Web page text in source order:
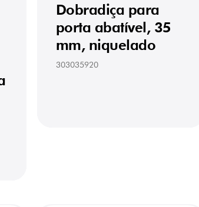
Dobradiça para
porta abatível, 35
mm, niquelado
303035920